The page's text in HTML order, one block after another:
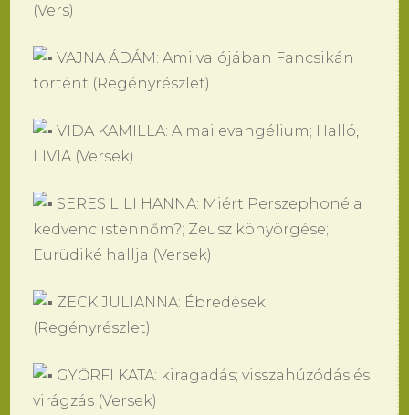
(Vers)
VAJNA ÁDÁM: Ami valójában Fancsikán
történt (Regényrészlet)
VIDA KAMILLA: A mai evangélium; Halló,
LIVIA (Versek)
SERES LILI HANNA: Miért Perszephoné a
kedvenc istennőm?; Zeusz könyörgése;
Eurüdiké hallja (Versek)
ZECK JULIANNA: Ébredések
(Regényrészlet)
GYŐRFI KATA: kiragadás; visszahúzódás és
virágzás (Versek)